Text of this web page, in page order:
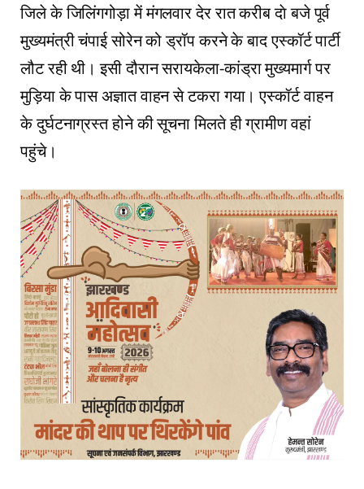
जिले के जिलिंगगोड़ा में मंगलवार देर रात करीब दाे बजे पूर्व
मुख्यमंत्री चंपाई सोरेन को ड्रॉप करने के बाद एस्कॉर्ट पार्टी
लौट रही थी। इसी दौरान सरायकेला-कांड्रा मुख्यमार्ग पर
मुड़िया के पास अज्ञात वाहन से टकरा गया। एस्कॉर्ट वाहन
के दुर्घटनाग्रस्त होने की सूचना मिलते ही ग्रामीण वहां
पहुंचे।